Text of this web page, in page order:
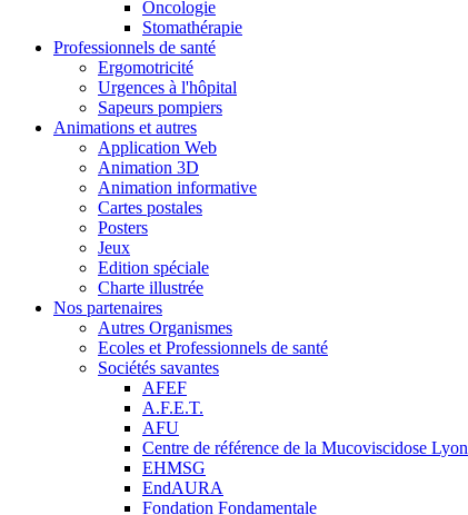
Oncologie
Stomathérapie
Professionnels de santé
Ergomotricité
Urgences à l'hôpital
Sapeurs pompiers
Animations et autres
Application Web
Animation 3D
Animation informative
Cartes postales
Posters
Jeux
Edition spéciale
Charte illustrée
Nos partenaires
Autres Organismes
Ecoles et Professionnels de santé
Sociétés savantes
AFEF
A.F.E.T.
AFU
Centre de référence de la Mucoviscidose Lyon
EHMSG
EndAURA
Fondation Fondamentale